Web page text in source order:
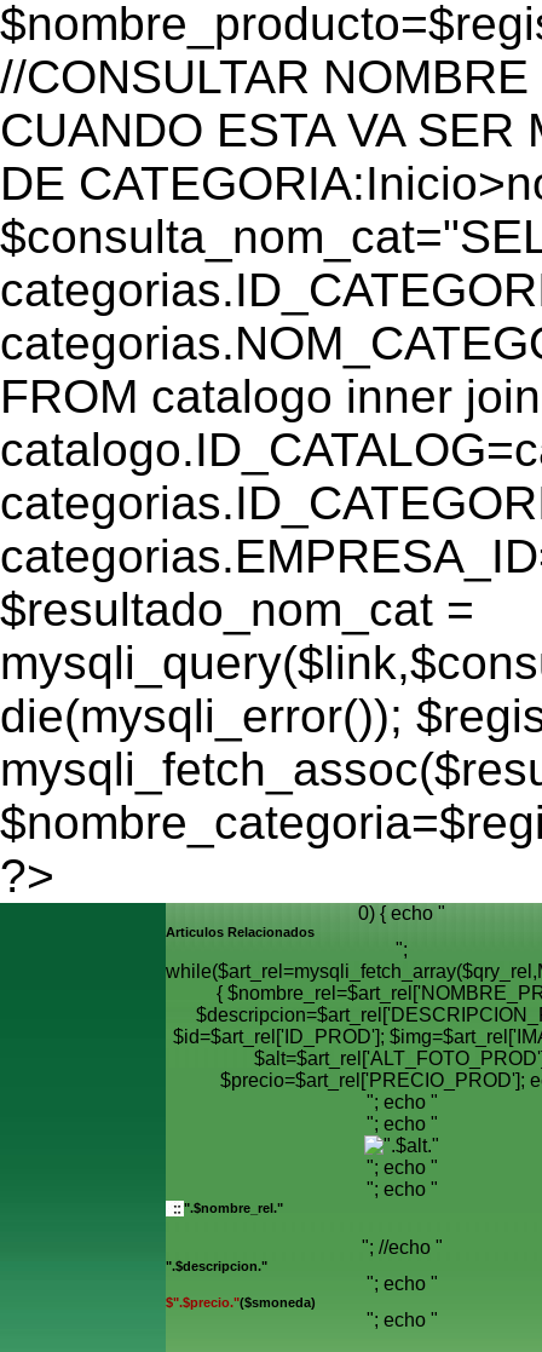
//CONSULTAR
CUANDO ESTA VA
DE
FROM catalogo inner
$resultado_nom_cat =
die(mysqli_error());
?>
0) { echo "
Articulos Relacionados
";
{
$id=$art_rel['ID_PROD'];
$precio=$art_rel['PRECIO_PROD'];
"; echo "
"; echo "
"; echo "
"; echo "
".$nombre_rel."
"; //echo "
".$descripcion."
"; echo "
$".$precio."($smoneda)
"; echo "